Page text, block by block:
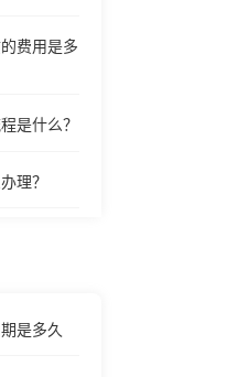
费用是多
是什么？
理？
是多久